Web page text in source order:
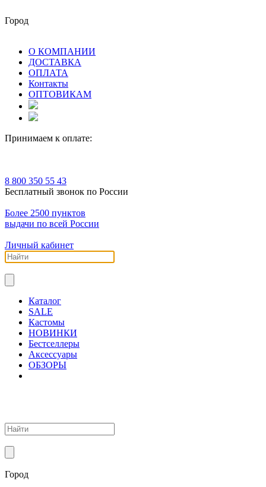
Город
О КОМПАНИИ
ДОСТАВКА
ОПЛАТА
Контакты
ОПТОВИКАМ
Принимаем к оплате:
8 800 350 55 43
Бесплатный звонок по России
Более 2500 пунктов
выдачи по всей России
Личный кабинет
Каталог
SALE
Кастомы
НОВИНКИ
Бестселлеры
Аксессуары
ОБЗОРЫ
Город